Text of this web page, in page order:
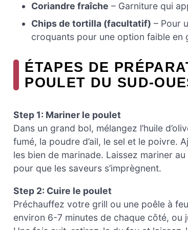
Coriandre fraîche – Garniture qui
Chips de tortilla (facultatif) – Pour
croquants pour une option faible en
ÉTAPES DE
POULET DU SUD-
Step 1: Mariner le poulet
Dans un grand bol, mélangez l’huile
fumé, la poudre d’ail, le sel et le poivre.
les bien de marinade. Laissez mariner
pour que les saveurs s’imprègnent.
Step 2: Cuire le poulet
Préchauffez votre grill ou une poêle à
environ 6-7 minutes de chaque côté, ou